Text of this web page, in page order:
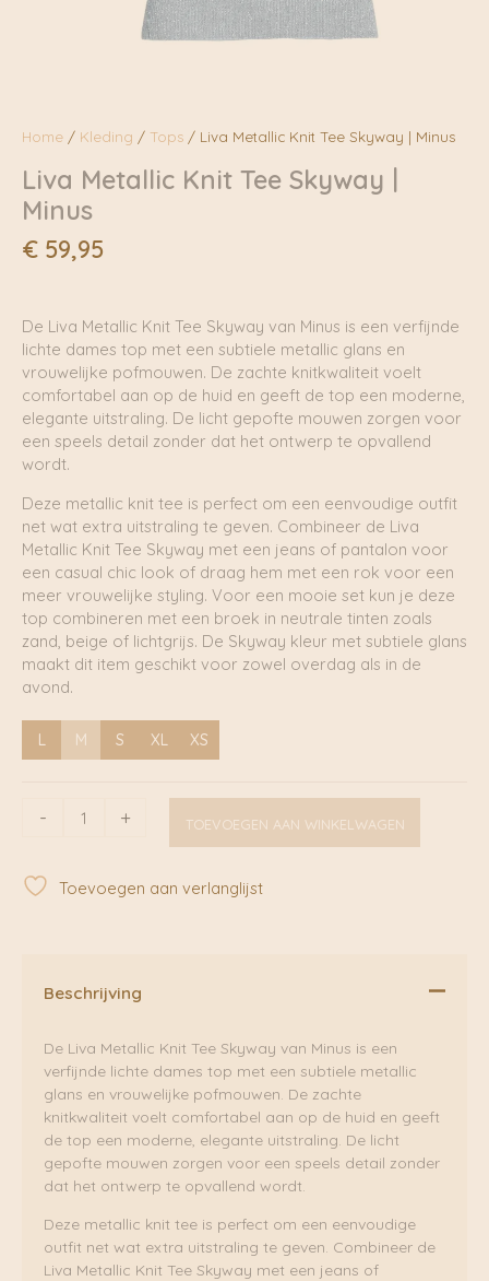
Home / Kleding / Tops / Liva Metallic Knit Tee Skyway | Minus
Liva Metallic Knit Tee Skyway |
Minus
€ 59,95
De Liva Metallic Knit Tee Skyway van Minus is een verfijnde
lichte dames top met een subtiele metallic glans en
vrouwelijke pofmouwen. De zachte knitkwaliteit voelt
comfortabel aan op de huid en geeft de top een moderne,
elegante uitstraling. De licht gepofte mouwen zorgen voor
een speels detail zonder dat het ontwerp te opvallend
wordt.
Deze metallic knit tee is perfect om een eenvoudige outfit
net wat extra uitstraling te geven. Combineer de Liva
Metallic Knit Tee Skyway met een jeans of pantalon voor
een casual chic look of draag hem met een rok voor een
meer vrouwelijke styling. Voor een mooie set kun je deze
top combineren met een broek in neutrale tinten zoals
zand, beige of lichtgrijs. De Skyway kleur met subtiele glans
maakt dit item geschikt voor zowel overdag als in de
avond.
L M S XL XS
-
Tee
Skyway
+ TOEVOEGEN AAN WINKELWAGEN
Toevoegen aan verlanglijst
Beschrijving
De Liva Metallic Knit Tee Skyway van Minus is een
verfijnde lichte dames top met een subtiele metallic
glans en vrouwelijke pofmouwen. De zachte
knitkwaliteit voelt comfortabel aan op de huid en geeft
de top een moderne, elegante uitstraling. De licht
gepofte mouwen zorgen voor een speels detail zonder
dat het ontwerp te opvallend wordt.
Deze metallic knit tee is perfect om een eenvoudige
outfit net wat extra uitstraling te geven. Combineer de
Liva Metallic Knit Tee Skyway met een jeans of